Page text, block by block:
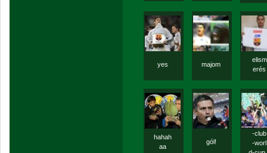
yes majom
elism
erés
hahah
aa
gól!
-club
-worl